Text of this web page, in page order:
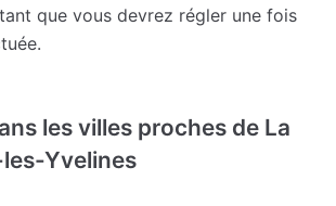
que vous devrez régler une fois
les villes proches de La
Yvelines